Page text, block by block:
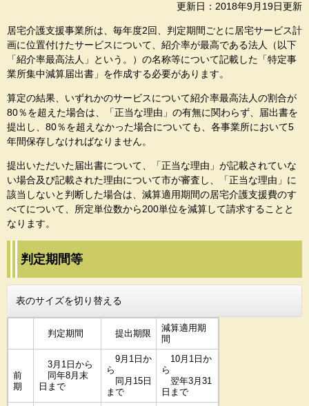
更新日：2018年9月19日更新
居宅介護支援事業所は、毎年度2回、判定期間ごとに居宅サービス計
画に位置付けたサービスについて、紹介率が最高である法人（以下
「紹介率最高法人」という。）の名称等について記載した「特定事
業所集中減算届出書」を作成する必要があります。
算定の結果、いずれかのサービスについて紹介率最高法人の割合が
80％を超えた場合は、「正当な理由」の有無に関わらず、届出書を
提出し、80％を超えなかった場合についても、各事業所において5
年間保存しなければなりません。
提出いただいた届出書について、「正当な理由」が記載されていな
い場合及び記載された理由について市が審査し、「正当な理由」に
該当しないと判断した場合は、減算適用期間の居宅介護支援費のす
べてについて、所定単位数から200単位を減算して請求することと
なります。
判定期間等
表のサイズを切り替える
判定期間 提出期限
減算適用期
間
前
期
3月1日から
同年8月末
日まで
9月1日か
ら
同月15日
まで
10月1日か
ら
翌年3月31
日まで